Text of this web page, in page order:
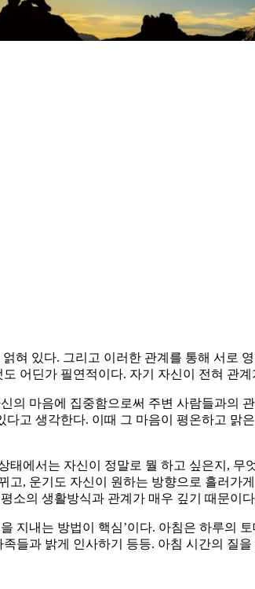
혀 있다. 그리고 이러한 관계를 통해 서로
어딘가 필연적이다. 자기 자신이 전혀 관
의 마음에 집중함으로써 주변 사람들과의
다고 생각한다. 이때 그 마음이 평온하고
에서는 자신이 정말로 뭘 하고 싶은지,
, 운기도 자신이 원하는 방향으로 흘러가
소의 생활방식과 관계가 매우 깊기 때문이
지내는 방법이 핵심’이다. 아침은 하루의
들과 밝게 인사하기 등등. 아침 시간의 질